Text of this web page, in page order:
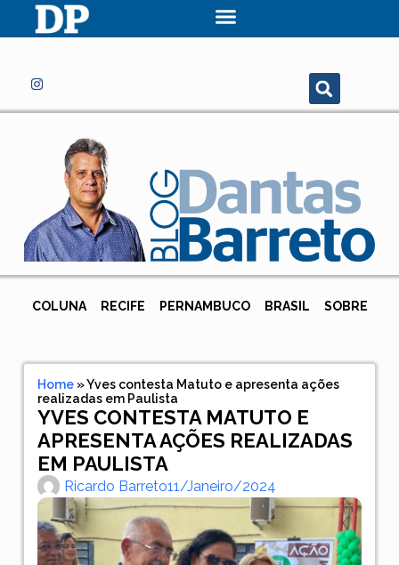
COLUNA RECIFE PERNAMBUCO BRASIL SOBRE
Home»Yves contesta Matuto e apresenta ações
realizadas em Paulista
YVES CONTESTA MATUTO E
APRESENTA AÇÕES REALIZADAS
EM PAULISTA
Ricardo Barreto11/janeiro/2024